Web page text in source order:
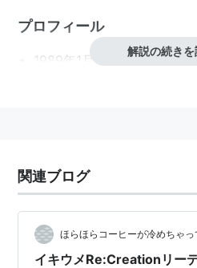
プロフィール
1989年1月14日生まれ、東京
特技：ピアノ・ギター・短距
2009年12月2日に自身のブロ
表。
解説の続きを
関連ブログ
ほらほらコーヒーが冷めちゃ
イキウメRe:Creationリー